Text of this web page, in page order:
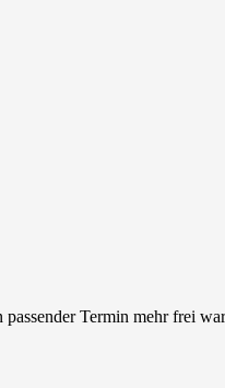
Termin mehr frei